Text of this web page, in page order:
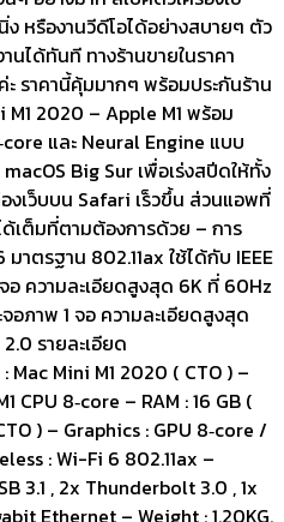
หรืองานวีดีโอได้อย่างสบายๆ ตัว
นได้ทันที ทางร้านขายในราคา
ราคานี้คุ้มมากๆ พร้อมประกันร้าน
2020 – Apple M1 พร้อม
และ Neural Engine แบบ
Big Sur เพื่อเร่งสปีดให้ทั้ง
งเว็บบน Safari เร็วขึ้น ส่วนแอพที่
เต็มที่ตามต้องการด้วย – การ
มาตรฐาน 802.11ax ใช้ได้กับ IEEE
ความละเอียดสูงสุด 6K ที่ 60Hz
ภาพ 1 จอ ความละเอียดสูงสุด
รายละเอียด
Mini M1 2020 ( CTO ) –
CPU 8‑core – RAM : 16 GB (
) – Graphics : GPU 8‑core /
: Wi-Fi 6 802.11ax –
3.1 , 2x Thunderbolt 3.0 , 1x
Ethernet – Weight : 1.20KG.